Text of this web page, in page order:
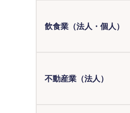
飲食業（法人・個人）
不動産業（法人）